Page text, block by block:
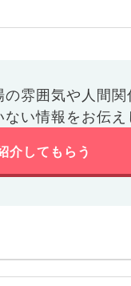
の雰囲気や人間関
い情報をお伝え
介してもらう